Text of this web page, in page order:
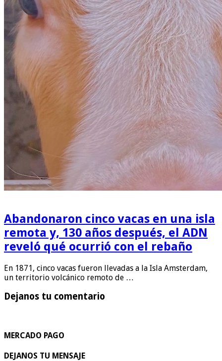
Abandonaron cinco vacas en una isla
remota y, 130 años después, el ADN
reveló qué ocurrió con el rebaño
En 1871, cinco vacas fueron llevadas a la Isla Amsterdam,
un territorio volcánico remoto de …
Dejanos tu comentario
MERCADO PAGO
DEJANOS TU MENSAJE